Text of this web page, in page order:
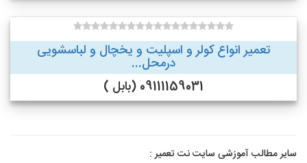
تعمیر انواع کولر و اسپلیت و یخچال و لباسشویی
درمحل...
09111159031 (بابل )
سایر مطالب آموزشی سایت نت تعمیر :